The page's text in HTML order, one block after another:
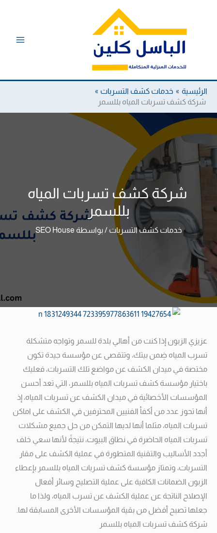
الرئيسية
خدمات كشف التسربات
شركة كشف تسربات المياه بللسمر
شركة كشف تسربات المياه
بللسمر
خدمات كشف التسربات/ بواسطة SEO House
عزيزي الزبون إذا كنت من أهالي بلدة للسمر وتواجه متشكلة
تسرب المياه ضِمن بيتك، وتتقصى عن مؤسسة جيدة تكون
مختصة في ميدان الكشف عن مواضع تلك التسربات، فعليك
باختيار مؤسسة كشف تسربات المياه بللسمر، التي تعد أحسن
المؤسسات الأخصائية في ميدان الكشف عن تسربات المياه، إذ
أنها تحوز عدد من أكفأ الفنيين المحترفين في الكشف على اماكن
تسربات المياه، مثلما أنها لديها التمكن من حل جميع مشكلات
تسربات المياه الحاضرة في نطاق البيوت، نتيجةً لأنها سعي خلف
أجدد الأساليب والتقنية المتطورة في عملية الكشف على مقار
التسربات، وتمتاز مؤسسة كشف تسربات المياه بللسمر بإعطاء
الزبون الضمانات الكافية على عملية التصليح وسائر أفعال
الإصلاح الناتجة عن عملية الكشف عن تسرب المياه، ولذا ما
جعلها تصبح أفضل من بقية المؤسسات الأخرى المسابقة لها.
شركة كشف تسربات المياه بللسمر